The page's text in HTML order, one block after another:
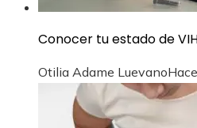
Conocer tu estado de
Otilia Adame Luevano